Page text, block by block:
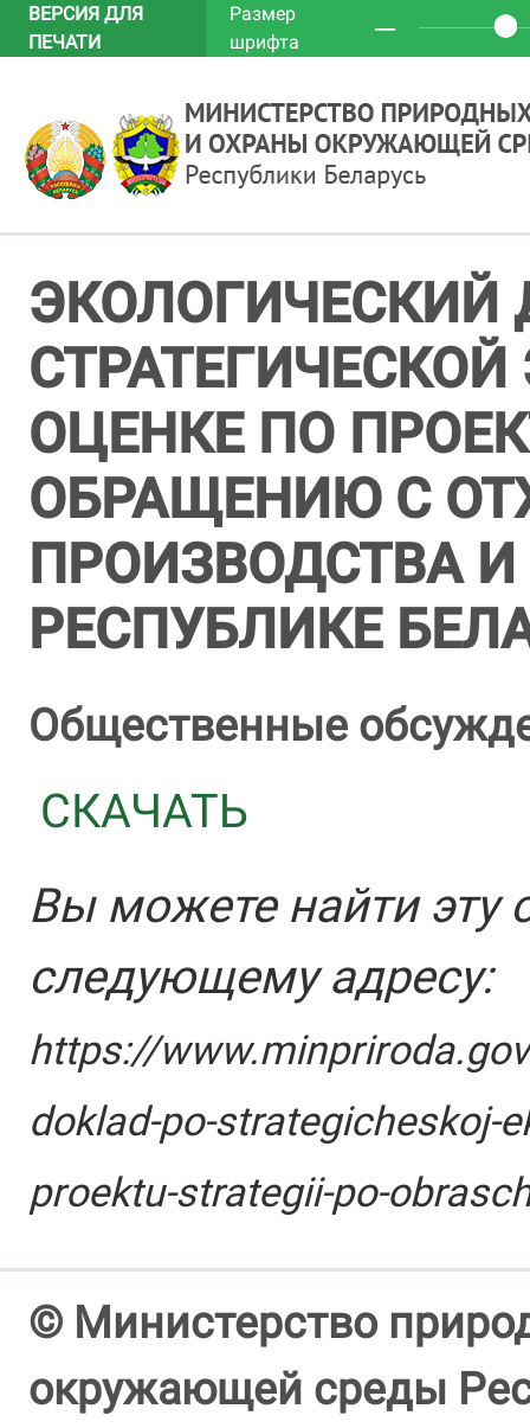
ВЕРСИЯ ДЛЯ
ПЕЧАТИ
Размер
шрифта
─
ЭКОЛОГИЧЕСКИЙ
ОЦЕНКЕ ПО
ОБРАЩЕНИЮ С
ПРОИЗВОДСТВА
РЕСПУБЛИКЕ
Общественные
СКАЧАТЬ
Вы можете найти эту
следующему адресу:
https://
doklad-po-strategicheskoj-
proektu-strategii-po-
© Министерство
окружающей среды